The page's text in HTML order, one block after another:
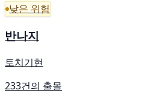
낮은 위험
반나지
토치기현
233건의 출몰